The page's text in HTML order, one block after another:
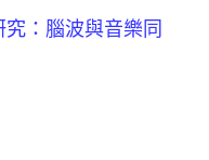
：腦波與音樂同